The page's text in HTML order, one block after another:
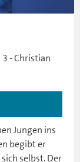
- Christian
Jungen ins
begibt er
selbst. Der